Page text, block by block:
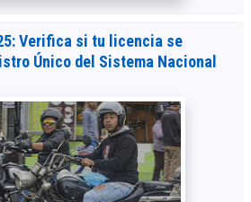
Verifica si tu licencia se
Único del Sistema Nacional